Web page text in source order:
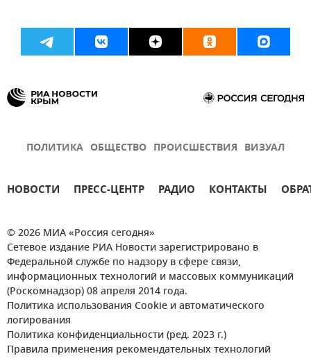
ПОЛИТИКА ОБЩЕСТВО ПРОИСШЕСТВИЯ ВИЗУАЛ
НОВОСТИ ПРЕСС-ЦЕНТР РАДИО КОНТАКТЫ
© 2026 МИА «Россия сегодня»
Сетевое издание РИА Новости зарегистрировано в
Федеральной службе по надзору в сфере связи,
информационных технологий и массовых коммуникаций
(Роскомнадзор) 08 апреля 2014 года.
Политика использования Cookie и автоматического
логирования
Политика конфиденциальности (ред. 2023 г.)
Правила применения рекомендательных технологий